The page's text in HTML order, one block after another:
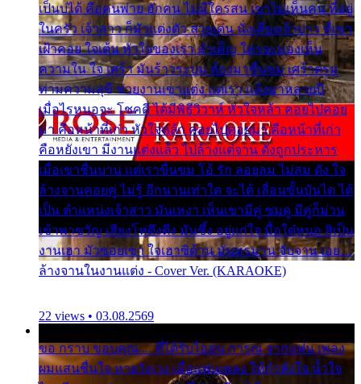
เป็นบ่ได้ คือคนพ่าย ฮักคน ไม่มีใครสน เขาไม่เห็นคน ที่อยู่
ในครัว เจ้าสาว ก็มัวแต่งตัว สวยเด่น นั่งเคียงเจ้าบ่าว ที่เขา
เฝ้าคอย ใจเต้น หัวใจของเรา ลำเค็ญ ใครจะมองเห็น
ความใน ใจ เศร้า มันร้าวระบม ต้องมาขื่นขม เศร้าตรม
ท่ามความสุขี ช่วยงานเขาแต่ง แต่เรา แล้งมาหลายปี
เมื่อไรหนอจะ โชคดี ได้มีพิธีวิวาห์ หัวใจหล้า คอยไปคอย
มา คือหน้าที่เก่า หัวใจหล้า คอยไปคอยมา คือหน้าที่เก่า
คือหยังเขา มีงานแต่งแล้ว ไปล้างแต่จาน ดั่งถูกประหาร
เมื่อเขาชื่นบาน แต่เราขื่นขม โอ้ รัก ลอยลม ไม่สม ดัง ใจ
ล้างจานคอยคู่ ไม่รู้ อีกนานเท่าใด จะได้ เลื่อนขั้นบันได ได้
เป็น ตำแหน่งเจ้าสาว มันเหงา เห็นเขามีคู่ ซมดู มีคู่ก็ม่วน
เข้าพาขวัญ เสียงโห่ตึงตึง มันซึ้ง อยู่แก่ใจ มื้อใด๋หนอ สิเป็น
งานเฮา มัวซอยเขา ใจเฮาซิด้าน มันทรมาน จับจาน เอย…
ล้างจานในงานแต่ง - Cover Ver. (KARAOKE)
22 views • 03.08.2569
ขอ กราบ ขอบคุณ.... ที่ได้รับไออุ่น การุณ จากแฟน เพลง
ผมแสนชื่นใจ หายวังเวง เมื่อแฟนเพลง ให้กำลังใจ น้ำใจ